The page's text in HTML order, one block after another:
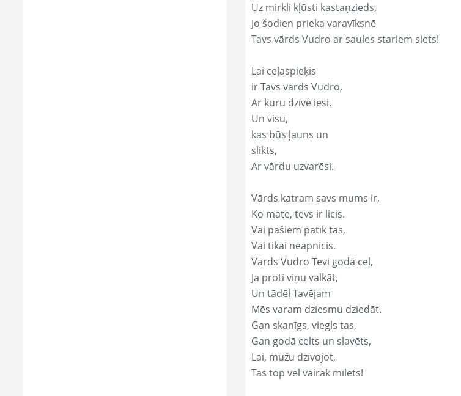
Uz mirkli kļūsti kastaņzieds,
Jo šodien prieka varavīksnē
Tavs vārds Vudro ar saules stariem siets!
Lai ceļaspieķis
ir Tavs vārds Vudro,
Ar kuru dzīvē iesi.
Un visu,
kas būs ļauns un
slikts,
Ar vārdu uzvarēsi.
Vārds katram savs mums ir,
Ko māte, tēvs ir licis.
Vai pašiem patīk tas,
Vai tikai neapnicis.
Vārds Vudro Tevi godā ceļ,
Ja proti viņu valkāt,
Un tādēļ Tavējam
Mēs varam dziesmu dziedāt.
Gan skanīgs, viegls tas,
Gan godā celts un slavēts,
Lai, mūžu dzīvojot,
Tas top vēl vairāk mīlēts!